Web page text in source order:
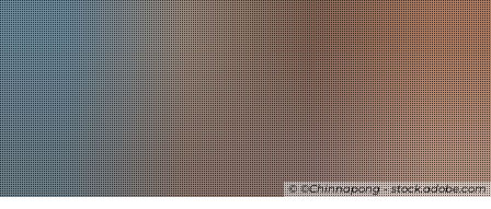
© ©Chinnapong - stock.adobe.com